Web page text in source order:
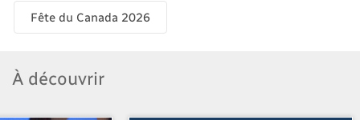
Fête du Canada 2026
À découvrir